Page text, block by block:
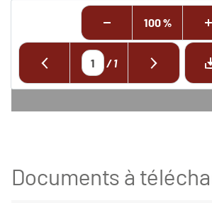
100 %
/1
Documents à